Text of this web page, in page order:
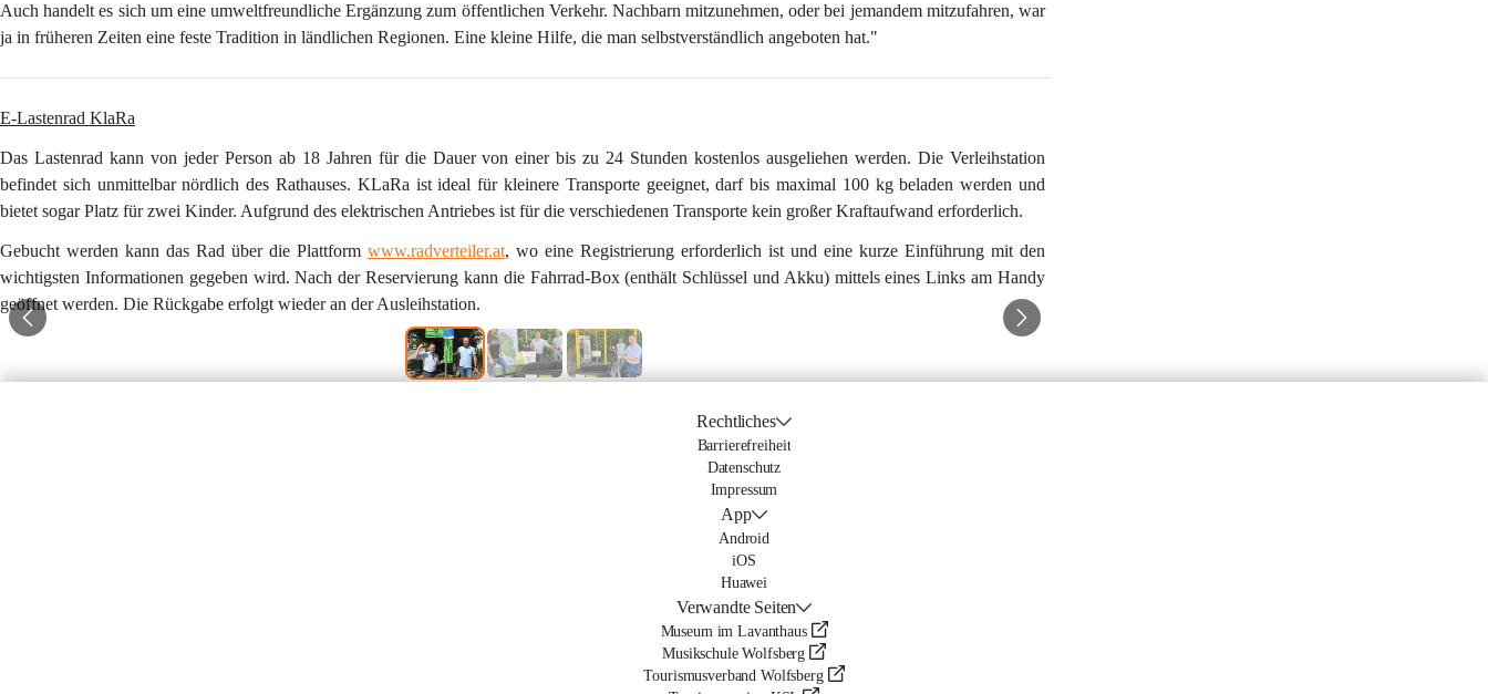
Auch handelt es sich um eine umweltfreundliche Ergänzung zum öffentlichen Verkehr. Nachbarn mitzunehmen, oder bei jemandem mitzufahren, war
ja in früheren Zeiten eine feste Tradition in ländlichen Regionen. Eine kleine Hilfe, die man selbstverständlich angeboten hat."
E-Lastenrad KlaRa
Das Lastenrad kann von jeder Person ab 18 Jahren für die Dauer von einer bis zu 24 Stunden kostenlos ausgeliehen werden. Die Verleihstation
befindet sich unmittelbar nördlich des Rathauses. KLaRa ist ideal für kleinere Transporte geeignet, darf bis maximal 100 kg beladen werden und
bietet sogar Platz für zwei Kinder. Aufgrund des elektrischen Antriebes ist für die verschiedenen Transporte kein großer Kraftaufwand erforderlich.
Gebucht werden kann das Rad über die Plattform www.radverteiler.at, wo eine Registrierung erforderlich ist und eine kurze Einführung mit den
wichtigsten Informationen gegeben wird. Nach der Reservierung kann die Fahrrad-Box (enthält Schlüssel und Akku) mittels eines Links am Handy
geöffnet werden. Die Rückgabe erfolgt wieder an der Ausleihstation.
Rechtliches
Barrierefreiheit
Datenschutz
Impressum
App
Android
iOS
Huawei
Verwandte Seiten
Museum im Lavanthaus
Musikschule Wolfsberg
Tourismusverband Wolfsberg